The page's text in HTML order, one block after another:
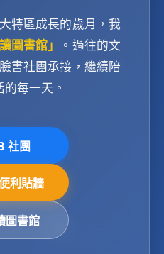
特區成長的歲月，我
圖書館」
。過往的文
書社團承接，繼續陪
每一天。
社團
利貼牆
圖書館